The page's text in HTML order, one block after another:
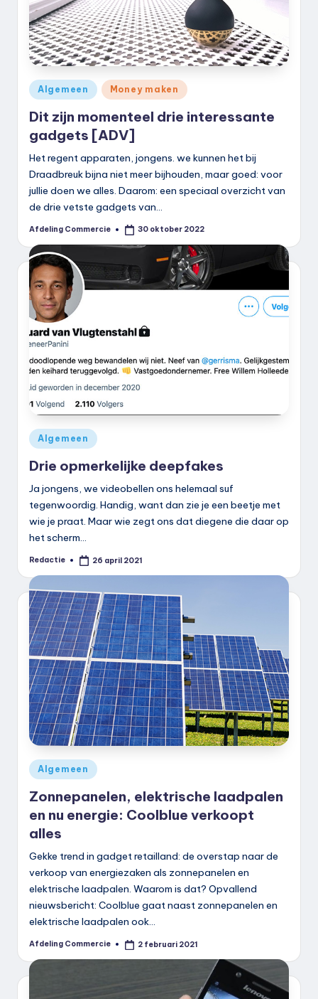
Geplaatst
in
Algemeen Money maken
Dit zijn momenteel drie interessante
gadgets [ADV]
Het regent apparaten, jongens. we kunnen het bij
Draadbreuk bijna niet meer bijhouden, maar goed: voor
jullie doen we alles. Daarom: een speciaal overzicht van
de drie vetste gadgets van…
Geplaatst
Afdeling Commercie 30 oktober 2022
Geplaatst
in
Algemeen
Drie opmerkelijke deepfakes
Ja jongens, we videobellen ons helemaal suf
tegenwoordig. Handig, want dan zie je een beetje met
wie je praat. Maar wie zegt ons dat diegene die daar op
het scherm…
Geplaatst
Redactie 26 april 2021
Geplaatst
Algemeen
Zonnepanelen, elektrische laadpalen
en nu energie: Coolblue verkoopt
alles
Gekke trend in gadget retailland: de overstap naar de
verkoop van energiezaken als zonnepanelen en
elektrische laadpalen. Waarom is dat? Opvallend
nieuwsbericht: Coolblue gaat naast zonnepanelen en
elektrische laadpalen ook…
Geplaatst
Afdeling Commercie 2 februari 2021